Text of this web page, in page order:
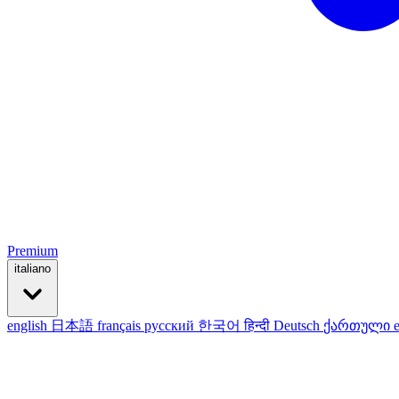
Premium
italiano
english 日本語 français русский 한국어हिन्दी Deutsch ქართული